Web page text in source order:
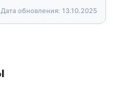
Дата обновления: 13.10.2025